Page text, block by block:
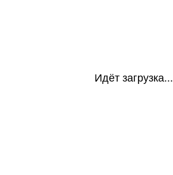
Идёт загрузка...